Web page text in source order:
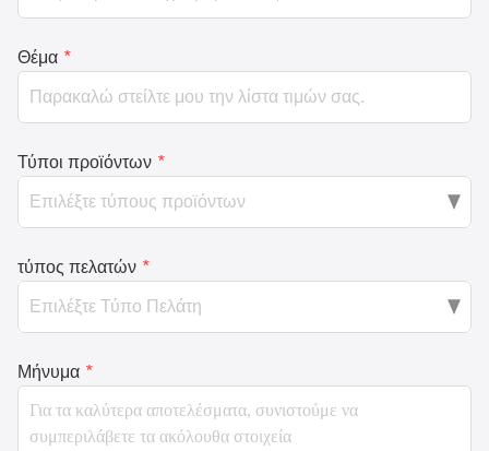
Θέμα *
Τύποι προϊόντων *
τύπος πελατών *
Μήνυμα *